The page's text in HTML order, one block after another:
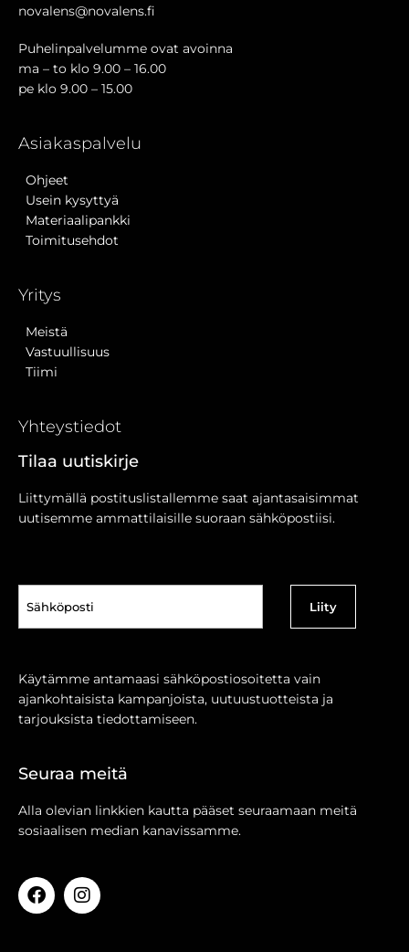
novalens@novalens.fi
Puhelinpalvelumme ovat avoinna
ma – to klo 9.00 – 16.00
pe klo 9.00 – 15.00
Asiakaspalvelu
Ohjeet
Usein kysyttyä
Materiaalipankki
Toimitusehdot
Yritys
Meistä
Vastuullisuus
Tiimi
Yhteystiedot
Tilaa uutiskirje
Liittymällä postituslistallemme saat ajantasaisimmat
uutisemme ammattilaisille suoraan sähköpostiisi.
(Pakollinen)
Käytämme antamaasi sähköpostiosoitetta vain
ajankohtaisista kampanjoista, uutuustuotteista ja
tarjouksista tiedottamiseen.
Seuraa meitä
Alla olevian linkkien kautta pääset seuraamaan meitä
sosiaalisen median kanavissamme.